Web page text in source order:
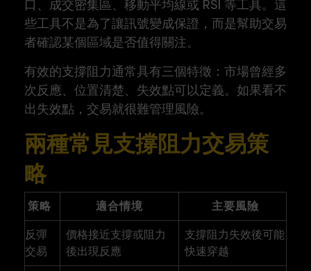
口、成交密集區、移動平均線或 RSI 等工具。這
些工具不是為了讓訊號變成保證，而是幫助交易
者確認某個區域是否值得關注。
有效的支撐阻力通常具有三個特徵：市場曾經多
次反應、位置清楚、失效點可以定義。如果看不
出失效點，交易就很難管理風險。
兩種常見支撐阻力交易策
略
策略 適合情境
主要風險
反彈
交易
價格接近支撐或阻力
後出現反應
支撐阻力失效後可能
快速穿越